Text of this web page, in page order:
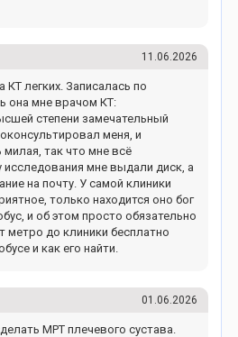
11.06.2026
КТ легких. Записалась по
она мне врачом КТ:
степени замечательный
меня, и
так что мне всё
исследования мне выдали диск, а
на почту. У самой клиники
только находится оно бог
и об этом просто обязательно
метро до клиники бесплатно
и как его найти.
01.06.2026
МРТ плечевого сустава.